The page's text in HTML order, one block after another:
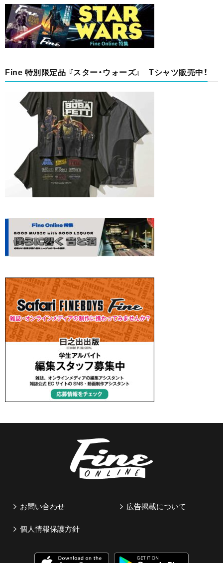
Fine 特別限定品 『スター・ウォーズ』 Tシャツ販売中！
お問い合わせ 広告掲載について
個人情報保護方針